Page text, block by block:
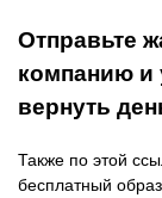
Отправьте
компанию и
вернуть
Также по этой
бесплатный